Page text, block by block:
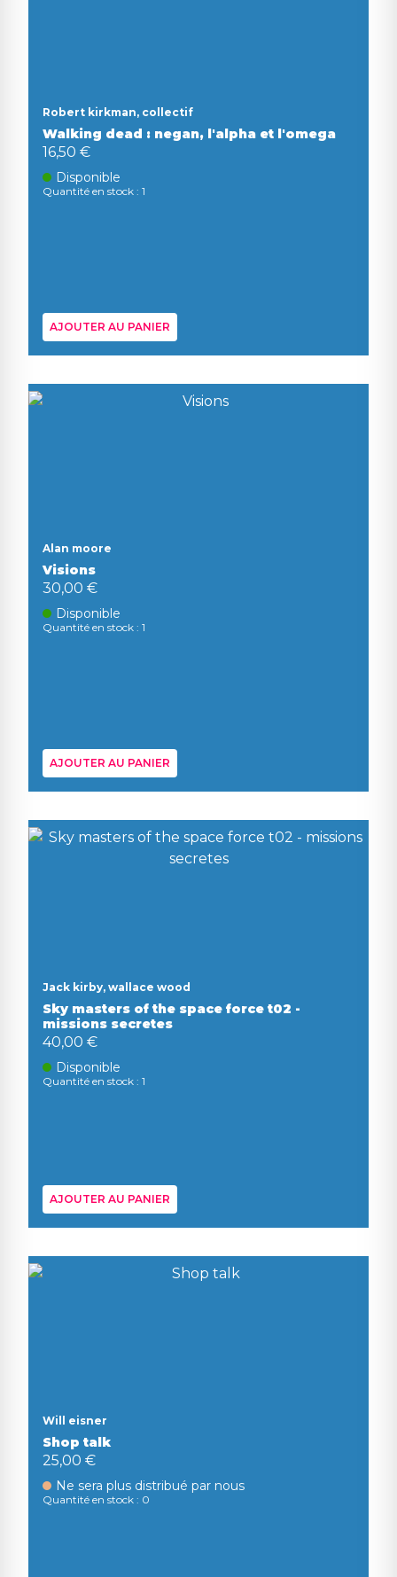
Robert kirkman, collectif
Walking dead : negan, l'alpha et l'omega
16,50 €
Disponible
Quantité en stock : 1
AJOUTER AU PANIER
Alan moore
Visions
30,00 €
Disponible
Quantité en stock : 1
AJOUTER AU PANIER
Jack kirby, wallace wood
Sky masters of the space force t02 -
missions secretes
40,00 €
Disponible
Quantité en stock : 1
AJOUTER AU PANIER
Will eisner
Shop talk
25,00 €
Ne sera plus distribué par nous
Quantité en stock : 0